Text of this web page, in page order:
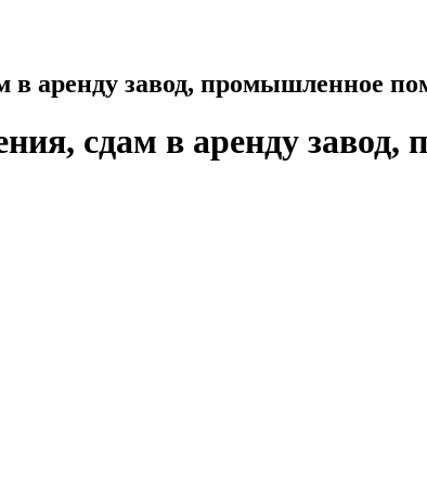
аренду завод, промышленное
сдам в аренду